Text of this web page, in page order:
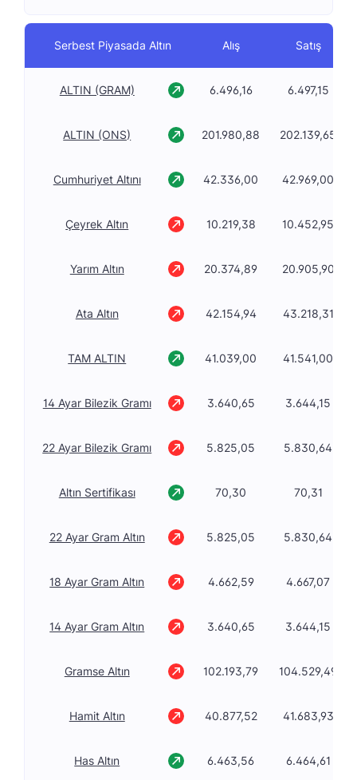
Serbest Piyasada Altın Alış Satış
ALTIN (GRAM) 6.496,16 6.497,15
ALTIN (ONS) 201.980,88 202.139,65
Cumhuriyet Altını 42.336,00 42.969,00
Çeyrek Altın 10.219,38 10.452,95
Yarım Altın 20.374,89 20.905,90
Ata Altın 42.154,94 43.218,31
TAM ALTIN 41.039,00 41.541,00
14 Ayar Bilezik Gramı 3.640,65 3.644,15
22 Ayar Bilezik Gramı 5.825,05 5.830,64
Altın Sertifikası 70,30 70,31
22 Ayar Gram Altın 5.825,05 5.830,64
18 Ayar Gram Altın 4.662,59 4.667,07
14 Ayar Gram Altın 3.640,65 3.644,15
Gramse Altın 102.193,79 104.529,49
Hamit Altın 40.877,52 41.683,93
Has Altın 6.463,56 6.464,61